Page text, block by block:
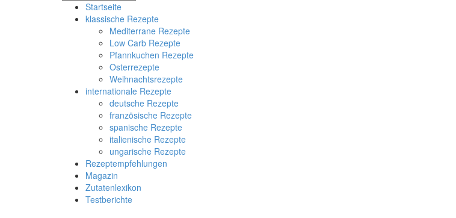
Startseite
klassische Rezepte
Mediterrane Rezepte
Low Carb Rezepte
Pfannkuchen Rezepte
Osterrezepte
Weihnachtsrezepte
internationale Rezepte
deutsche Rezepte
französische Rezepte
spanische Rezepte
italienische Rezepte
ungarische Rezepte
Rezeptempfehlungen
Magazin
Zutatenlexikon
Testberichte